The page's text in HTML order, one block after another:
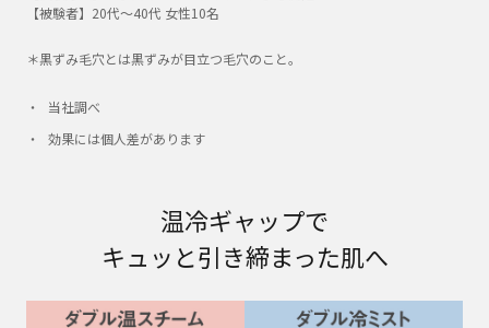
【被験者】20代～40代 女性10名
＊黒ずみ毛穴とは黒ずみが目立つ毛穴のこと。
当社調べ
効果には個人差があります
温冷ギャップで
キュッと引き締まった肌へ